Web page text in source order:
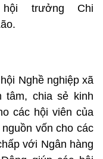
trưởng Chi
Nghề nghiệp xã
tâm, chia sẻ kinh
các hội viên của
vốn cho các
với Ngân hàng